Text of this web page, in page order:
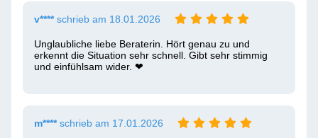
v****schrieb am 18.01.2026
Unglaubliche liebe Beraterin. Hört genau zu und
erkennt die Situation sehr schnell. Gibt sehr stimmig
und einfühlsam wider. ❤ ️
m****schrieb am 17.01.2026